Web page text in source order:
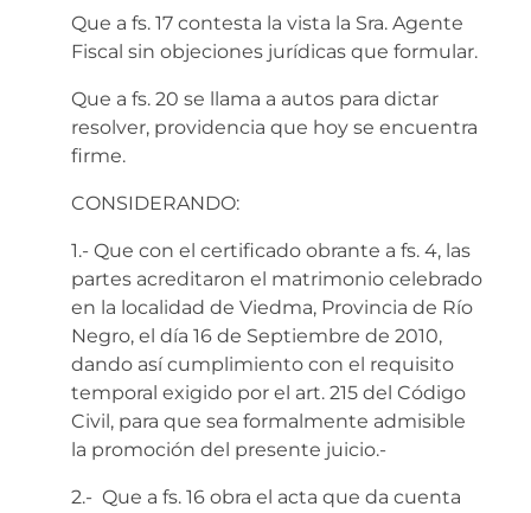
Que a fs. 17 contesta la vista la Sra. Agente
Fiscal sin objeciones jurídicas que formular.
Que a fs. 20 se llama a autos para dictar
resolver, providencia que hoy se encuentra
firme.
CONSIDERANDO:
1.- Que con el certificado obrante a fs. 4, las
partes acreditaron el matrimonio celebrado
en la localidad de Viedma, Provincia de Río
Negro, el día 16 de Septiembre de 2010,
dando así cumplimiento con el requisito
temporal exigido por el art. 215 del Código
Civil, para que sea formalmente admisible
la promoción del presente juicio.-
2.- Que a fs. 16 obra el acta que da cuenta